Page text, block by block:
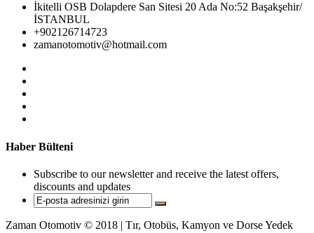
İkitelli OSB Dolapdere San Sitesi 20 Ada No:52 Başakşehir/
İSTANBUL
+902126714723
zamanotomotiv@hotmail.com
Haber Bülteni
Subscribe to our newsletter and receive the latest offers,
discounts and updates
Zaman Otomotiv © 2018 | Tır, Otobüs, Kamyon ve Dorse Yedek